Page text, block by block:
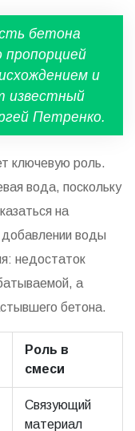
бетона
пропорцией
и
известный
Петренко.
ключевую роль.
вода, поскольку
на
добавлении воды
недостаток
а
бетона.
Роль в
смеси
Связующий
материал